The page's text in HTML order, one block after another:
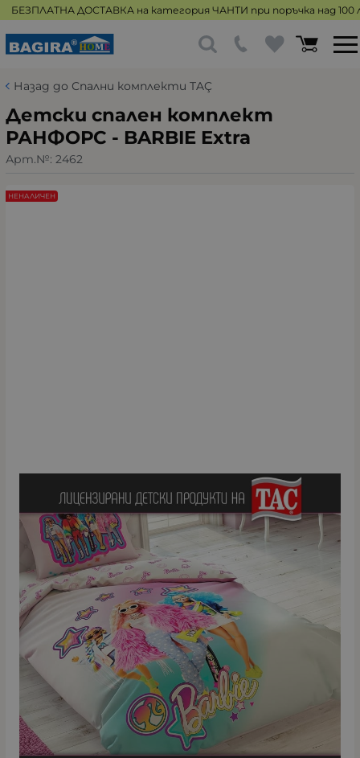
БЕЗПЛАТНА ДОСТАВКА на категория ЧАНТИ при поръчка над 100
Назад до Спални комплекти TAÇ
Детски спален комплект
РАНФОРС - BARBIE Extra
Арт.№: 2462
НЕНАЛИЧЕН